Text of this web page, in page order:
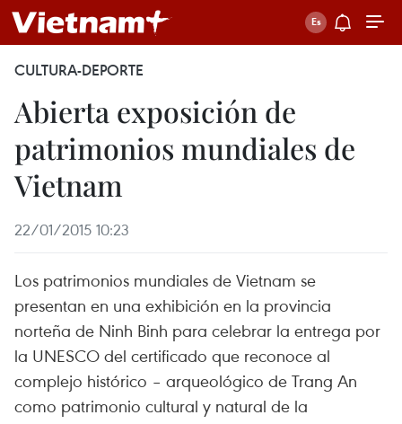
CULTURA-DEPORTE
Abierta exposición de
patrimonios mundiales de
Vietnam
22/01/2015 10:23
Los patrimonios mundiales de Vietnam se
presentan en una exhibición en la provincia
norteña de Ninh Binh para celebrar la entrega por
la UNESCO del certificado que reconoce al
complejo histórico – arqueológico de Trang An
como patrimonio cultural y natural de la